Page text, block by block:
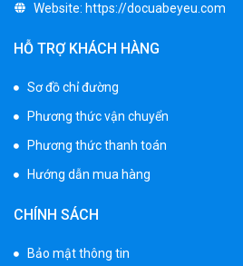
1.530.000 ₫
520.000 ₫
750.000 ₫
Website: https://docuabeyeu.com
HỖ TRỢ KHÁCH HÀNG
Sơ đồ chỉ đường
Phương thức vận chuyển
Phương thức thanh toán
Hướng dẫn mua hàng
CHÍNH SÁCH
Bảo mật thông tin